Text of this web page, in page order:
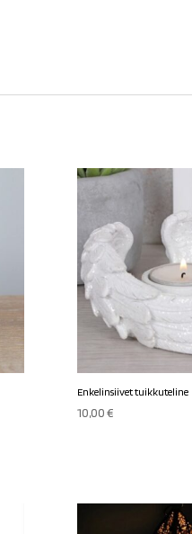
Enkelinsiivet tuikkuteline
10,00€